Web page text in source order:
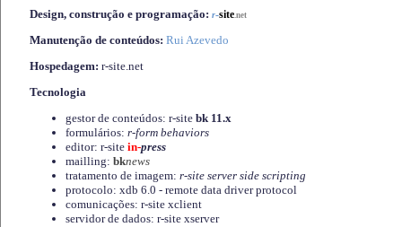
Design, construção e programação: r-site.net
Manutenção de conteúdos: Rui Azevedo
Hospedagem: r-site.net
Tecnologia
gestor de conteúdos: r-site bk 11.x
formulários: r-form behaviors
editor: r-site in-press
mailling: bknews
tratamento de imagem: r-site server side scripting
protocolo: xdb 6.0 - remote data driver protocol
comunicações: r-site xclient
servidor de dados: r-site xserver